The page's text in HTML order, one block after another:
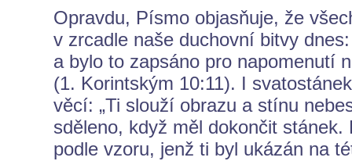
Opravdu, Písmo objasňuje, že
v zrcadle naše duchovní bitvy
a bylo to zapsáno pro napomenutí
(1. Korintským 10:11). I
věcí: „Ti slouží obrazu a stínu
sděleno, když měl dokončit
podle vzoru, jenž ti byl ukázán na